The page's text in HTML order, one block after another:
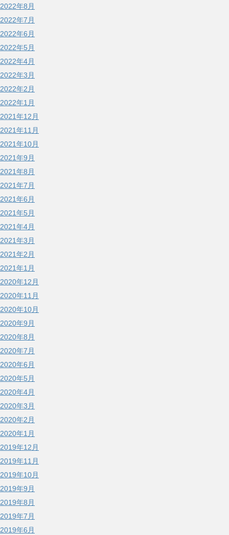
2022年8月
2022年7月
2022年6月
2022年5月
2022年4月
2022年3月
2022年2月
2022年1月
2021年12月
2021年11月
2021年10月
2021年9月
2021年8月
2021年7月
2021年6月
2021年5月
2021年4月
2021年3月
2021年2月
2021年1月
2020年12月
2020年11月
2020年10月
2020年9月
2020年8月
2020年7月
2020年6月
2020年5月
2020年4月
2020年3月
2020年2月
2020年1月
2019年12月
2019年11月
2019年10月
2019年9月
2019年8月
2019年7月
2019年6月